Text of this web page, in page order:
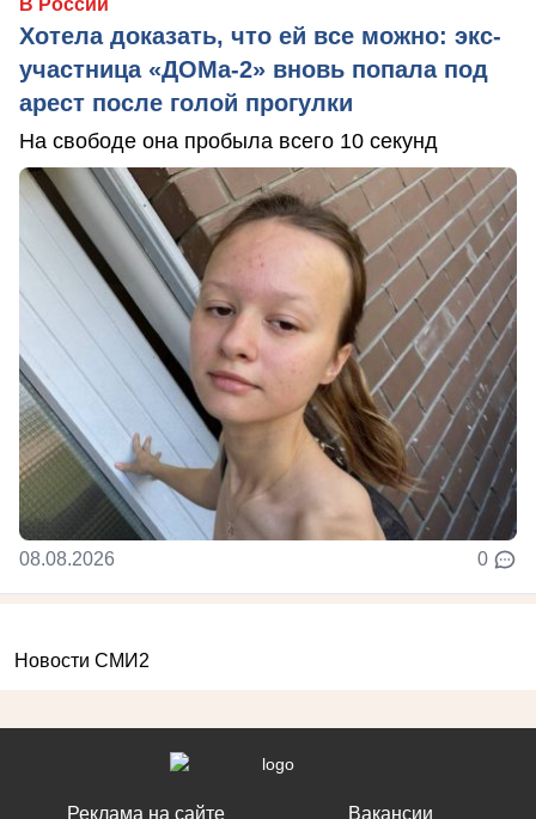
В России
Хотела доказать, что ей все можно: экс-
участница «ДОМа-2» вновь попала под
арест после голой прогулки
На свободе она пробыла всего 10 секунд
08.08.2026 0
Новости СМИ2
Реклама на сайте Вакансии